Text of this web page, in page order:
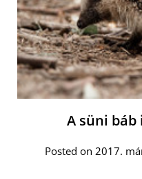
A süni báb
Posted on 2017.